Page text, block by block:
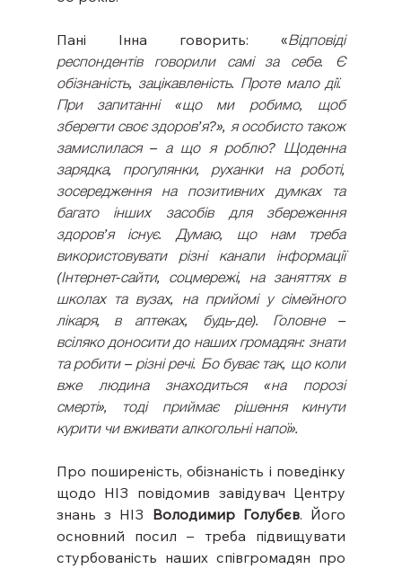
Пані Інна говорить: «Відповіді
респондентів говорили самі за себе. Є
обізнаність, зацікавленість. Проте мало дії.
При запитанні «що ми робимо, щоб
зберегти своє здоров’я?», я особисто також
замислилася – а що я роблю? Щоденна
зарядка, прогулянки, руханки на роботі,
зосередження на позитивних думках та
багато інших засобів для збереження
здоров’я існує. Думаю, що нам треба
використовувати різні канали інформації
(Інтернет-сайти, соцмережі, на заняттях в
школах та вузах, на прийомі у сімейного
лікаря, в аптеках, будь-де). Головне –
всіляко доносити до наших громадян: знати
та робити – різні речі. Бо буває так, що коли
вже людина знаходиться «на порозі
смерті», тоді приймає рішення кинути
курити чи вживати алкогольні напої».
Про поширеність, обізнаність і поведінку
щодо НІЗ повідомив завідувач Центру
знань з НІЗ Володимир Голубєв. Його
основний посил – треба підвищувати
стурбованість наших співгромадян про